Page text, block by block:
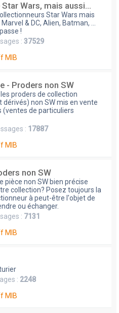
Wars, mais aussi...
Star Wars mais
& DC, Alien, Batman, ...
!
: 37529
MIB
- Proders non SW
proders de collection
non SW mis en vente
(ventes de particuliers
: 17887
MIB
non SW
pièce non SW bien précise
collection? Posez toujours la
à peut-être l'objet de
ou échanger.
: 7131
MIB
: 2248
MIB